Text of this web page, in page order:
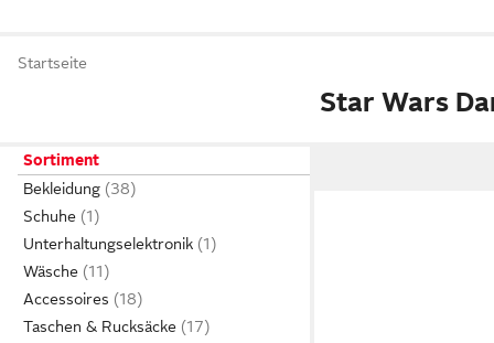
Startseite
Star Wars
Sortiment
Bekleidung
Schuhe
Unterhaltungselektronik
Wäsche
Accessoires
Taschen & Rucksäcke